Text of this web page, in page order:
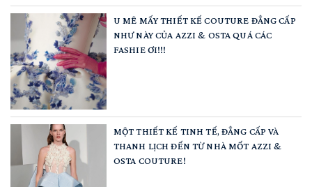
U MÊ MẤY THIẾT KẾ COUTURE ĐẲNG CẤP
NHƯ NÀY CỦA AZZI & OSTA QUÁ CÁC
FASHIE ƠI!!!
MỘT THIẾT KẾ TINH TẾ, ĐẲNG CẤP VÀ
THANH LỊCH ĐẾN TỪ NHÀ MỐT AZZI &
OSTA COUTURE!